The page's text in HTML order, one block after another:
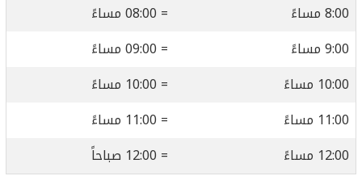
8:00 مساءً
= 08:00 مساءً
9:00 مساءً
= 09:00 مساءً
10:00 مساءً
= 10:00 مساءً
11:00 مساءً
= 11:00 مساءً
12:00 مساءً
= 12:00 صباحاً